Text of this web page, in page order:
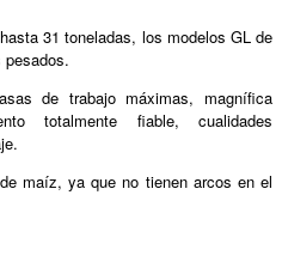
31 toneladas, los modelos GL de
de trabajo máximas, magnífica
totalmente fiable, cualidades
maíz, ya que no tienen arcos en el